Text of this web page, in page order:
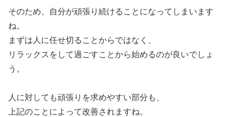
そのため、自分が頑張り続けることになってしまいます
ね。
まずは人に任せ切ることからではなく、
リラックスをして過ごすことから始めるのが良いでしょ
う。
人に対しても頑張りを求めやすい部分も、
上記のことによって改善されますね。